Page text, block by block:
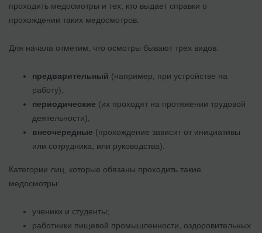
проходить медосмотры и тех, кто выдает справки о
прохождении таких медосмотров.
Для начала отметим, что осмотры бывают трех видов:
предварительный (например, при устройстве на
работу);
периодические (их проходят на протяжении трудовой
деятельности);
внеочередные (прохождение зависит от инициативы
или сотрудника, или руководства).
Категории лиц, которые обязаны проходить такие
медосмотры:
ученики и студенты;
работники пищевой промышленности, оздоровительных